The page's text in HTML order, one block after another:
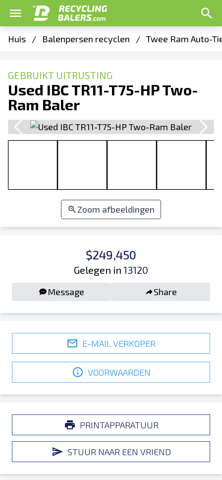
Huis / Balenpersen recyclen / Twee Ram Auto-
GEBRUIKT UITRUSTING
Used IBC TR11-T75-HP Two-
Ram Baler
Zoom afbeeldingen
$249,450
Gelegen in 13120
Message Share
E-MAIL VERKOPER
VOORWAARDEN
PRINTAPPARATUUR
STUUR NAAR EEN VRIEND